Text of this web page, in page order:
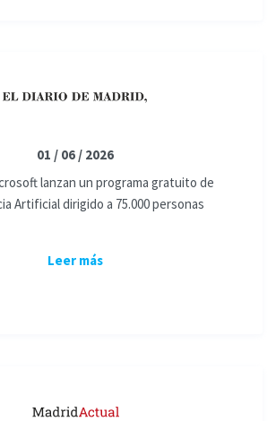
01 / 06 / 2026
lanzan un programa gratuito de
Artificial dirigido a 75.000 personas
Leer más